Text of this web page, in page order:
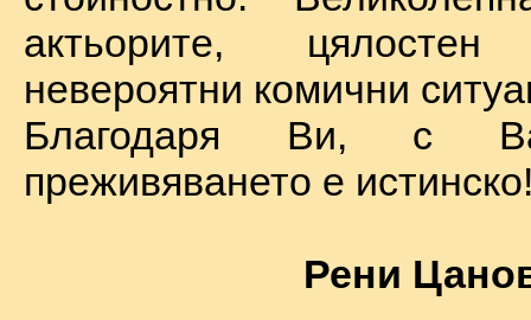
актьорите, цялостен
невероятни комични
Благодаря Ви, с
преживяването е
Рени